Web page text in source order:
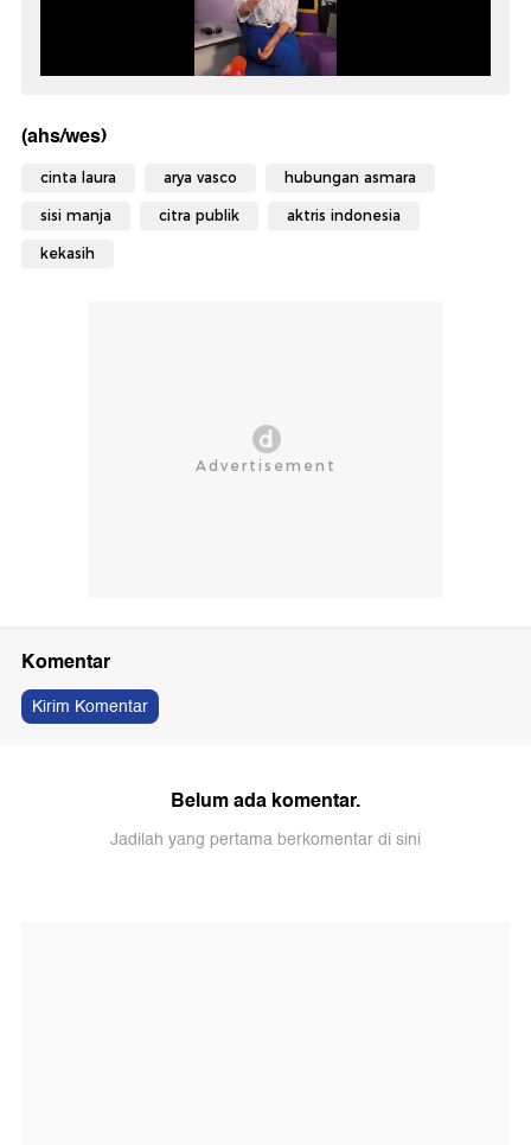
(ahs/wes)
cinta laura arya vasco hubungan asmara
sisi manja citra publik aktris indonesia
kekasih
Komentar
Kirim Komentar
Belum ada komentar.
Jadilah yang pertama berkomentar di sini